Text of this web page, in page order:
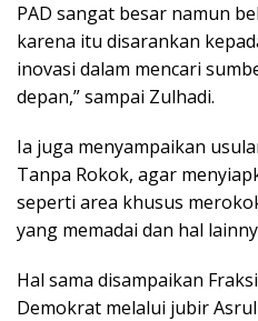
PAD sangat besar namun
karena itu disarankan
inovasi dalam mencari
depan,” sampai Zulhadi.
Ia juga menyampaikan
Tanpa Rokok, agar
seperti area khusus
yang memadai dan hal
Hal sama disampaikan
Demokrat melalui jubir Asrul